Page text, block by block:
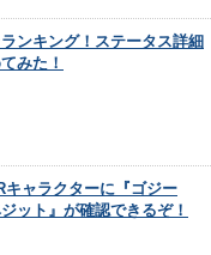
ンキング！ステータス詳細
みた！
キャラクターに『ゴジー
ット』が確認できるぞ！